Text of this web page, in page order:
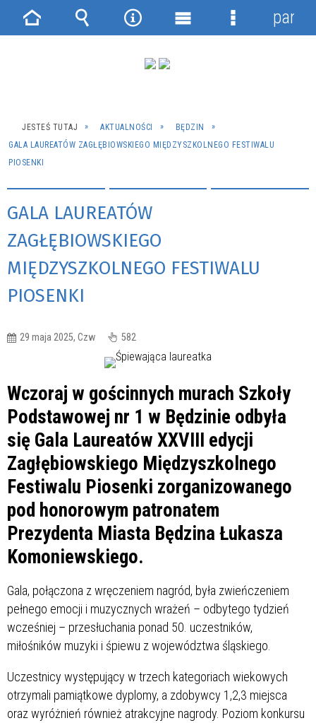
JESTEŚ TUTAJ AKTUALNOŚCI
BĘDZIN
GALA LAUREATÓW ZAGŁĘBIOWSKIEGO MIĘDZYSZKOLNEGO FESTIWALU
PIOSENKI
GALA LAUREATÓW
ZAGŁĘBIOWSKIEGO
MIĘDZYSZKOLNEGO FESTIWALU
PIOSENKI
29 maja 2025, Czw 582
Wczoraj w gościnnych murach Szkoły
Podstawowej nr 1 w Będzinie odbyła
się Gala Laureatów XXVIII edycji
Zagłębiowskiego Międzyszkolnego
Festiwalu Piosenki zorganizowanego
pod honorowym patronatem
Prezydenta Miasta Będzina Łukasza
Komoniewskiego.
Gala, połączona z wręczeniem nagród, była zwieńczeniem
pełnego emocji i muzycznych wrażeń – odbytego tydzień
wcześniej – przesłuchania ponad 50. uczestników,
miłośników muzyki i śpiewu z województwa śląskiego.
Uczestnicy występujący w trzech kategoriach wiekowych
otrzymali pamiątkowe dyplomy, a zdobywcy 1,2,3 miejsca
oraz wyróżnień również atrakcyjne nagrody. Poziom konkursu
Strona Wyszukiwarka
NarzędziaMenu
Menu
panel